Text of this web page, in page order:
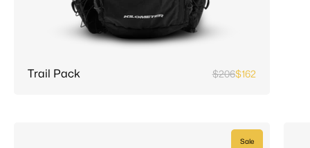
Trail Pack $206$162
Sale